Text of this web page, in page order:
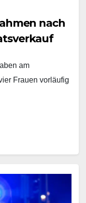
nach
am
Frauen vorläufig